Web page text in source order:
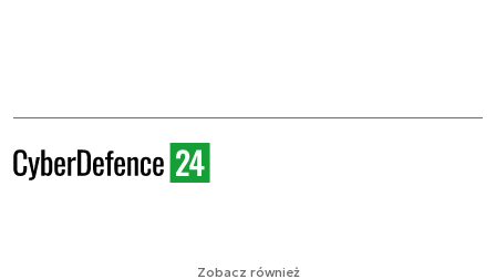
Zobacz również